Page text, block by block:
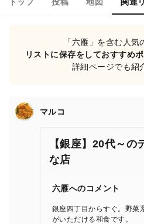
「六雁」を含む人気
リストに保存をしておすすめ
詳細ページでも紹
マルコ
【銀座】20代～の
な店
六雁へのコメント
銀座四丁目からすぐ。野菜
がいただける和食です。